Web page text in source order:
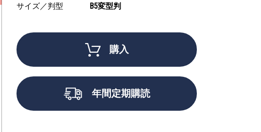
サイズ／判型
B5変型判
購入
年間定期購読